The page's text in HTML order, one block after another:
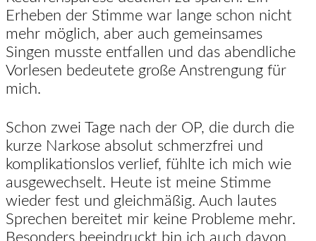
Erheben der Stimme war lange schon nicht
mehr möglich, aber auch gemeinsames
Singen musste entfallen und das abendliche
Vorlesen bedeutete große Anstrengung für
mich.
Schon zwei Tage nach der OP, die durch die
kurze Narkose absolut schmerzfrei und
komplikationslos verlief, fühlte ich mich wie
ausgewechselt. Heute ist meine Stimme
wieder fest und gleichmäßig. Auch lautes
Sprechen bereitet mir keine Probleme mehr.
Besonders beeindruckt bin ich auch davon,